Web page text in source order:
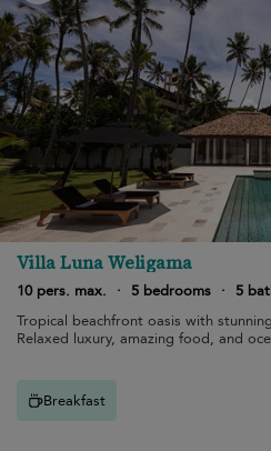
Villa Luna Weligama
10 pers. max.
· 5 bedrooms ·
5
Tropical beachfront oasis with
Relaxed luxury, amazing food, and
Breakfast